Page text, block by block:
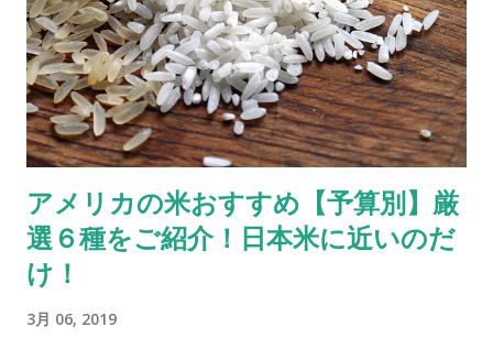
おいたため野菜自体が呼吸したり（野菜は収穫後も呼吸してい
ます）出し入れしたときの温度変化で結露が起きたりした際の
水分がビニール袋内に閉じ込められてしまい野菜をいためる原
因になったと思われます。 もちろんビニール袋に入っていない
野菜でも、知らず知らずのうちに重いものにつぶされていたり
冷蔵庫に入れる前から痛みがあった場合などは 思ったよりも早
く腐ってしまうことも あります。 購入してからの日にちだけで
「まだ新鮮なはず」と過信しないようにしましょう。 〈根菜類
を長期保存するコツ〉 ●じゃがいもや玉ねぎなどの根菜類は基
本的に冷暗所に保存。 ＊冷暗所＝日光が当たらず、比較的低い
温度に保てる場所。シンク下など。 ●ビニール袋に入って売ら
アメリカの米おすすめ【予算別】厳
選６種をご紹介！日本米に近いのだ
け！
3月 06, 2019